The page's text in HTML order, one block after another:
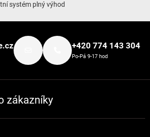
systém plný výhod
+420 774 143 304
Po-Pá 9-17 hod
zákazníky